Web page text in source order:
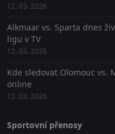
12. 03. 2026
Alkmaar vs. Sparta dnes
ligu v TV
12. 03. 2026
Kde sledovat Olomouc vs.
online
12. 03. 2026
Sportovní přenosy